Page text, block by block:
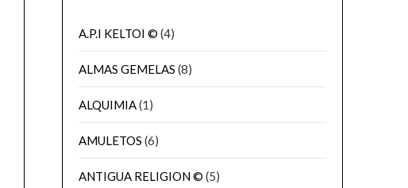
A.P.I KELTOI © (4)
ALMAS GEMELAS (8)
ALQUIMIA(1)
AMULETOS (6)
ANTIGUA RELIGION © (5)